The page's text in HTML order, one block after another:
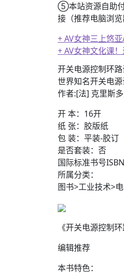
⑤本站资源自助付
接（推荐电脑浏
+ AV女神三上悠
+ AV女神文化课
开关电源控制环
世界知名开关电
作者:[法] 克里斯
开 本：16开
纸 张：胶版纸
包 装：平装-胶订
是否套装：否
国际标准书号
所属分类：
图书>工业技术>
《开关电源控制
编辑推荐
本书特色：